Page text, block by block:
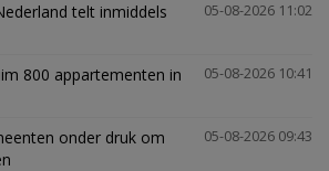
05-08-2026 11:02
telt inmiddels
05-08-2026 10:41
800 appartementen in
05-08-2026 09:43
onder druk om